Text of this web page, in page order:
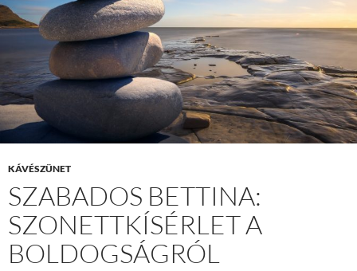
KÁVÉSZÜNET
SZABADOS BETTINA:
SZONETTKÍSÉRLET A
BOLDOGSÁGRÓL